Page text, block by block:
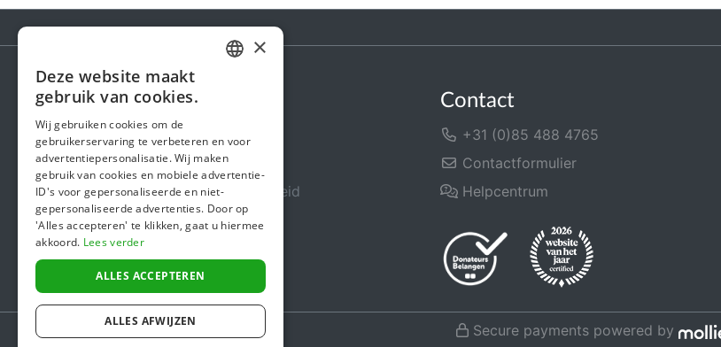
Steunactie
Over ons
In de media
Veiligheid & Betrouwbaarheid
Algemene voorwaarden
Privacybeleid
Cookiebeleid
Contact
+31 (0)85 488 4765
Contactformulier
Helpcentrum
Secure payments powered by
ENGLISH
×
Deze website maakt
gebruik van cookies.
Wij gebruiken cookies om de
gebruikerservaring te verbeteren en voor
advertentiepersonalisatie. Wij maken
gebruik van cookies en mobiele advertentie-
ID's voor gepersonaliseerde en niet-
gepersonaliseerde advertenties. Door op
'Alles accepteren' te klikken, gaat u hiermee
akkoord. Lees verder
ALLES ACCEPTEREN
ALLES AFWIJZEN